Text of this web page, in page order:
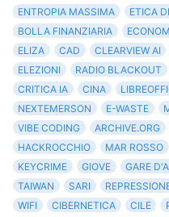
ENTROPIA MASSIMA
ETICA
BOLLA FINANZIARIA
ELIZA
CAD CLEARVIEW AI
ELEZIONI
RADIO BLACKOUT
CRITICA IA
CINA
NEXTEMERSON
E-WASTE
VIBE CODING
ARCHIVE.ORG
HACKROCCHIO
MAR ROSSO
KEYCRIME
GIOVE GARE
TAIWAN
SARI
WIFI
CIBERNETICA CILE